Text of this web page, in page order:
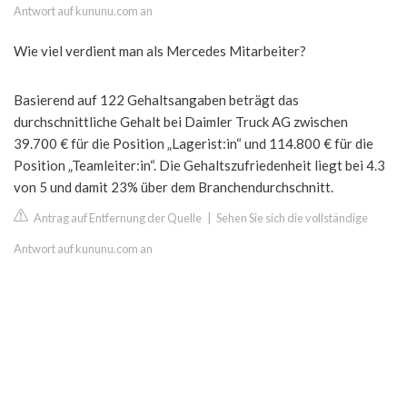
Antwort auf kununu.com an
Wie viel verdient man als Mercedes Mitarbeiter?
Basierend auf 122 Gehaltsangaben beträgt das
durchschnittliche Gehalt bei Daimler Truck AG zwischen
39.700 € für die Position „Lagerist:in“ und 114.800 € für die
Position „Teamleiter:in“. Die Gehaltszufriedenheit liegt bei 4.3
von 5 und damit 23% über dem Branchendurchschnitt.
Antrag auf Entfernung der Quelle Sehen Sie sich die vollständige
Antwort auf kununu.com an